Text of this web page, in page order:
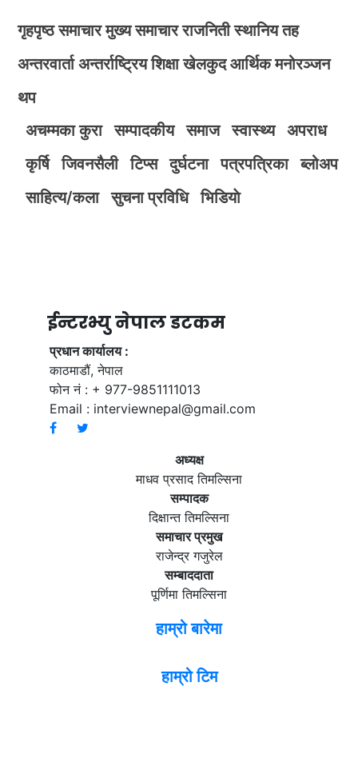
गृहपृष्ठ समाचार मुख्य समाचार राजनिती स्थानिय तह
अन्तरवार्ता अन्तर्राष्ट्रिय शिक्षा खेलकुद आर्थिक मनोरञ्जन
थप
अचम्मका कुरा
सम्पादकीय समाज स्वास्थ्य
अपराध
कृर्षि
जिवनसैली टिप्स दुर्घटना पत्रपत्रिका
ब्लोअप
साहित्य/कला
सुचना प्रविधि भिडियाे
ईन्टरभ्यु नेपाल डटकम
प्रधान कार्यालय :
काठमाडौं, नेपाल
फोन नं : + 977-9851111013
Email : interviewnepal@gmail.com
अध्यक्ष
माधव प्रसाद तिमल्सिना
सम्पादक
दिक्षान्त तिमल्सिना
समाचार प्रमुख
राजेन्द्र गजुरेल
सम्बाददाता
पूर्णिमा तिमल्सिना
हाम्रो बारेमा
हाम्रो टिम